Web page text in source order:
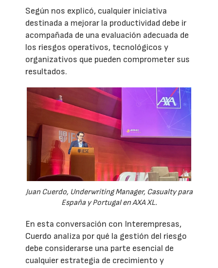
Según nos explicó, cualquier iniciativa
destinada a mejorar la productividad debe ir
acompañada de una evaluación adecuada de
los riesgos operativos, tecnológicos y
organizativos que pueden comprometer sus
resultados.
Juan Cuerdo, Underwriting Manager, Casualty para
España y Portugal en AXA XL.
En esta conversación con Interempresas,
Cuerdo analiza por qué la gestión del riesgo
debe considerarse una parte esencial de
cualquier estrategia de crecimiento y